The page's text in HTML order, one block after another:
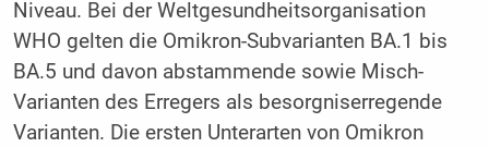
Niveau. Bei der Weltgesundheitsorganisation
WHO gelten die Omikron-Subvarianten BA.1 bis
BA.5 und davon abstammende sowie Misch-
Varianten des Erregers als besorgniserregende
Varianten. Die ersten Unterarten von Omikron